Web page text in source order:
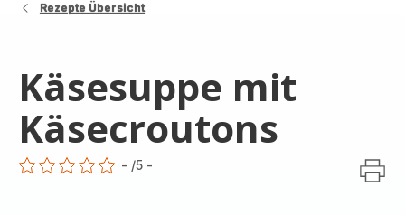
Rezepte Übersicht
Käsesuppe mit
Käsecroutons
- /5 -